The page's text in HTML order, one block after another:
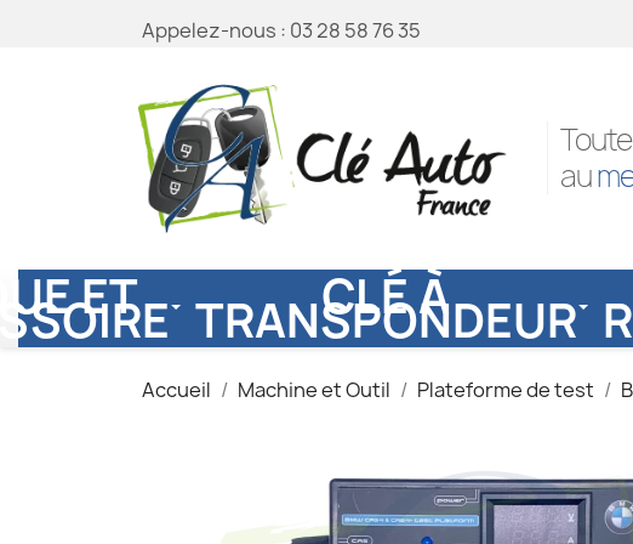
Appelez-nous : 03 28 58 76 35
au
ET CLÉ À
TRANSPONDEUR
Accueil Machine et Outil Plateforme de test